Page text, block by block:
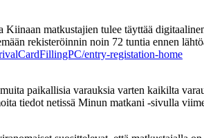
matkustajien tulee täyttää
rekisteröinnin noin 72 tuntia ennen
entry-registation-home
paikallisia varauksia varten kaikilta
tiedot netissä Minun matkani -sivulla